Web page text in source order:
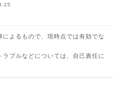
よるもので、現時点では有効でな
ブルなどについては、自己責任に